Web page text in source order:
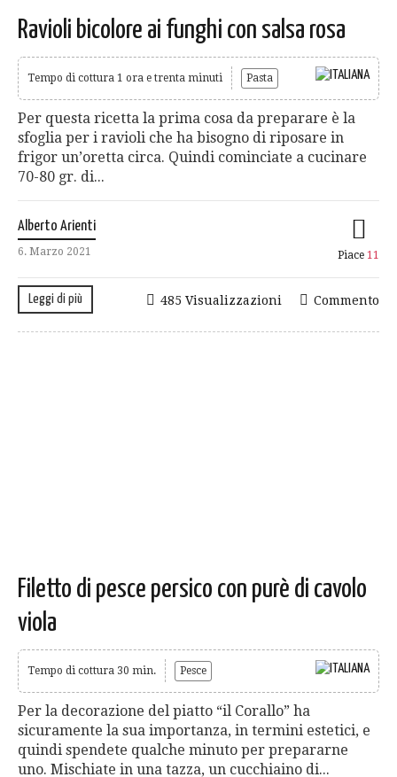
Ravioli bicolore ai funghi con salsa rosa
Tempo di cottura 1 ora e trenta minuti Pasta
Per questa ricetta la prima cosa da preparare è la
sfoglia per i ravioli che ha bisogno di riposare in
frigor un’oretta circa. Quindi cominciate a cucinare
70-80 gr. di...
Alberto Arienti
6. Marzo 2021 Piace 11
Leggi di più Commento
485 Visualizzazioni
Filetto di pesce persico con purè di cavolo
viola
Tempo di cottura 30 min. Pesce
Per la decorazione del piatto “il Corallo” ha
sicuramente la sua importanza, in termini estetici, e
quindi spendete qualche minuto per prepararne
uno. Mischiate in una tazza, un cucchiaino di...